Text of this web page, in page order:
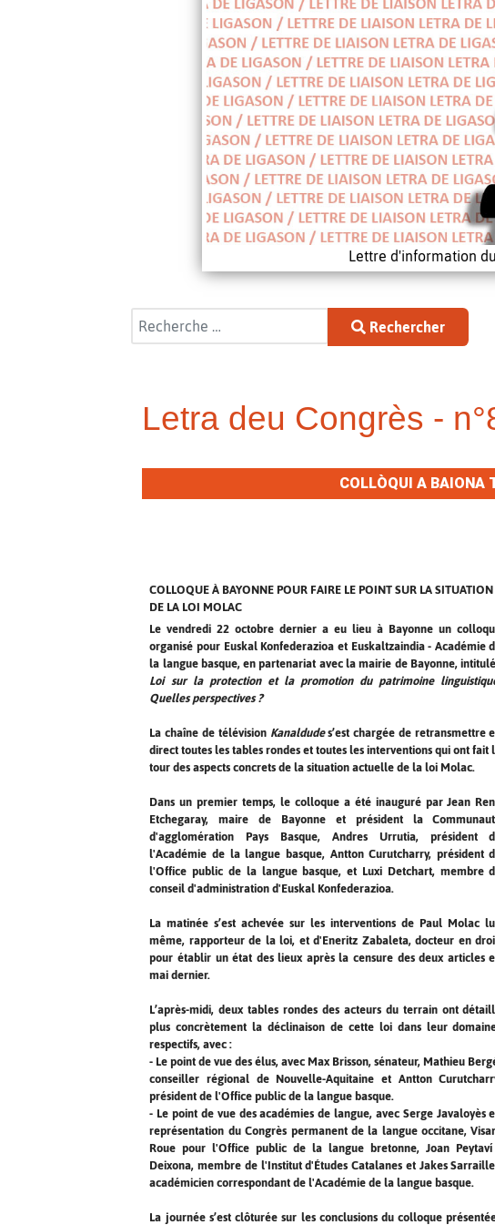
Lettre d'information
Rechercher
Rechercher
Letra deu Congrès -
COLLÒQUI A BAIONA
COLLOQUE À BAYONNE POUR FAIRE LE POINT SUR LA SITUATION
DE LA LOI MOLAC
Le vendredi 22 octobre dernier a eu lieu à Bayonne un
organisé pour Euskal Konfederazioa et Euskaltzaindia - Académie
la langue basque, en partenariat avec la mairie de Bayonne,
Loi sur la protection et la promotion du patrimoine
Quelles perspectives ?
La chaîne de télévision Kanaldudes’est chargée de retransmettre
direct toutes les tables rondes et toutes les interventions qui ont fait
tour des aspects concrets de la situation actuelle de la loi Molac.
Dans un premier temps, le colloque a été inauguré par Jean
Etchegaray, maire de Bayonne et président la
d'agglomération Pays Basque, Andres Urrutia, président
l'Académie de la langue basque, Antton Curutcharry, président
l'Office public de la langue basque, et Luxi Detchart, membre
conseil d'administration d'Euskal Konfederazioa.
La matinée s’est achevée sur les interventions de Paul Molac
même, rapporteur de la loi, et d'Eneritz Zabaleta, docteur en
pour établir un état des lieux après la censure des deux articles
mai dernier.
L’après-midi, deux tables rondes des acteurs du terrain ont
plus concrètement la déclinaison de cette loi dans leur
respectifs, avec :
- Le point de vue des élus, avec Max Brisson, sénateur, Mathieu
conseiller régional de Nouvelle-Aquitaine et Antton
président de l'Office public de la langue basque.
- Le point de vue des académies de langue, avec Serge Javaloyès
représentation du Congrès permanent de la langue occitane,
Roue pour l'Office public de la langue bretonne, Joan
Deixona, membre de l'Institut d'Études Catalanes et Jakes
académicien correspondant de l'Académie de la langue basque.
La journée s’est clôturée sur les conclusions du colloque